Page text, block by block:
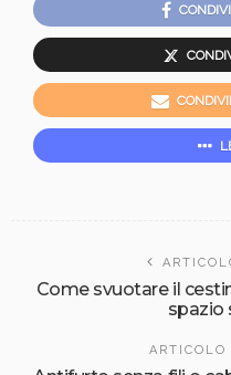
Come svuotare il
spazio
ARTICOLO